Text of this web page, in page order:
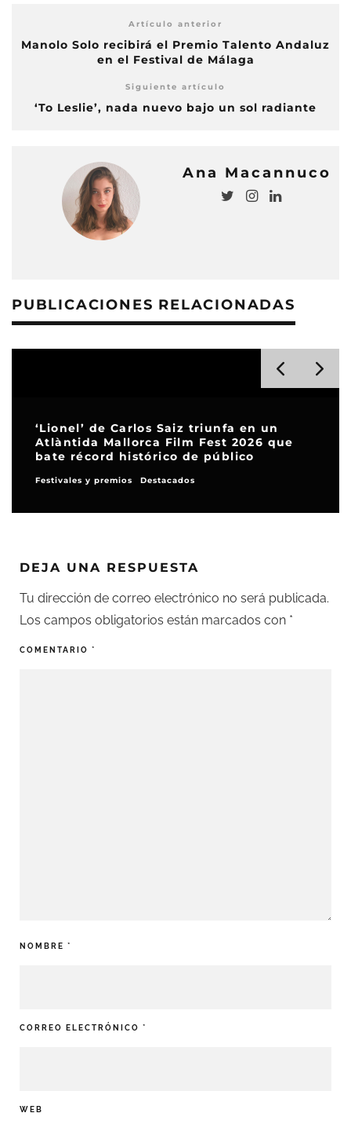
Artículo anterior
Manolo Solo recibirá el Premio Talento Andaluz
en el Festival de Málaga
Siguiente artículo
‘To Leslie’, nada nuevo bajo un sol radiante
Ana Macannuco
PUBLICACIONES RELACIONADAS
‘Lionel’ de Carlos Saiz triunfa en un
Atlàntida Mallorca Film Fest 2026 que
bate récord histórico de público
Festivales y premios Destacados
DEJA UNA RESPUESTA
Tu dirección de correo electrónico no será publicada.
Los campos obligatorios están marcados con *
COMENTARIO *
NOMBRE *
CORREO ELECTRÓNICO *
WEB